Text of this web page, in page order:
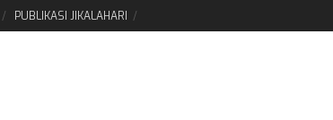
PUBLIKASI JIKALAHARI